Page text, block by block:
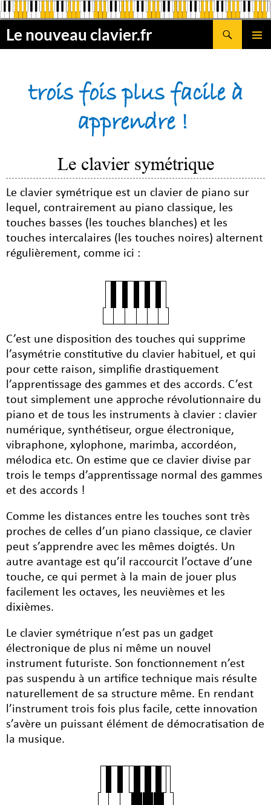
au
contenu
Le nouveau clavier.fr
trois fois plus facile à
apprendre !
Le clavier symétrique
Le clavier symétrique est un clavier de piano sur
lequel, contrairement au piano classique, les
touches basses (les touches blanches) et les
touches intercalaires (les touches noires) alternent
régulièrement, comme ici :
C’est une disposition des touches qui supprime
l’asymétrie constitutive du clavier habituel, et qui
pour cette raison, simplifie drastiquement
l’apprentissage des gammes et des accords. C’est
tout simplement une approche révolutionnaire du
piano et de tous les instruments à clavier : clavier
numérique, synthétiseur, orgue électronique,
vibraphone, xylophone, marimba, accordéon,
mélodica etc. On estime que ce clavier divise par
trois le temps d’apprentissage normal des gammes
et des accords !
Comme les distances entre les touches sont très
proches de celles d’un piano classique, ce clavier
peut s’apprendre avec les mêmes doigtés. Un
autre avantage est qu’il raccourcit l’octave d’une
touche, ce qui permet à la main de jouer plus
facilement les octaves, les neuvièmes et les
dixièmes.
Le clavier symétrique n’est pas un gadget
électronique de plus ni même un nouvel
instrument futuriste. Son fonctionnement n’est
pas suspendu à un artifice technique mais résulte
naturellement de sa structure même. En rendant
l’instrument trois fois plus facile, cette innovation
s’avère un puissant élément de démocratisation de
la musique.